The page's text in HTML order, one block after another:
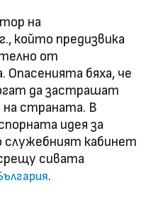
на
който предизвика
от
Опасенията бяха, че
да застрашат
страната. В
идея за
служебният кабинет
сивата
.